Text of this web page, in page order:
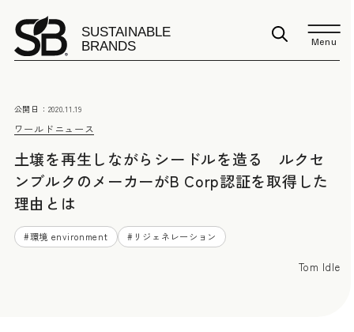
Menu
ワールドニュース
公開日： 2020.11.19
土壌を再生しながらシードルを造る ルクセ
ンブルクのメーカーがB Corp認証を取得した
理由とは
#環境 environment # リジェネレーション
Tom Idle